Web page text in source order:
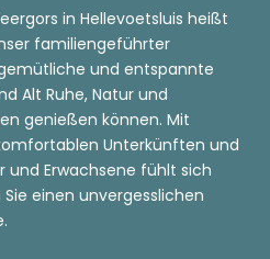
in Hellevoetsluis heißt
familiengeführter
und entspannte
Alt Ruhe, Natur und
genießen können. Mit
Unterkünften und
und Erwachsene fühlt sich
Sie einen unvergesslichen